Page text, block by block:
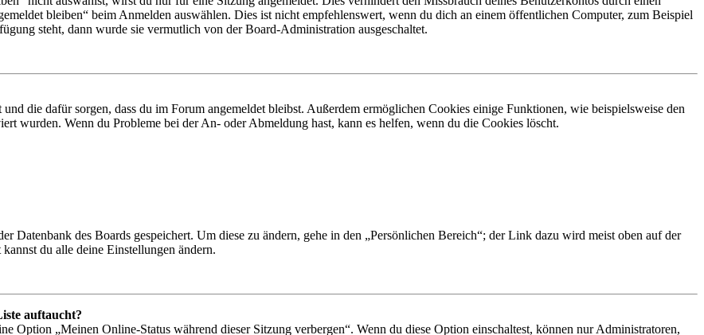
bleiben“ beim Anmelden auswählen. Dies ist nicht empfehlenswert, wenn du dich an einem öffentlichen Computer, zum Beispiel
steht, dann wurde sie vermutlich von der Board-Administration ausgeschaltet.
die dafür sorgen, dass du im Forum angemeldet bleibst. Außerdem ermöglichen Cookies einige Funktionen, wie beispielsweise den
wurden. Wenn du Probleme bei der An- oder Abmeldung hast, kann es helfen, wenn du die Cookies löscht.
Datenbank des Boards gespeichert. Um diese zu ändern, gehe in den „Persönlichen Bereich“; der Link dazu wird meist oben auf der
du alle deine Einstellungen ändern.
auftaucht?
Option „Meinen Online-Status während dieser Sitzung verbergen“. Wenn du diese Option einschaltest, können nur Administratoren,